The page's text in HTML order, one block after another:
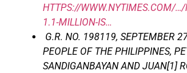
HTTPS://WWW.NYTIMES.COM/…/
1.1-MILLION-IS…
G.R. NO. 198119, SEPTEMBER
PEOPLE OF THE PHILIPPINES,
SANDIGANBAYAN AND JUAN[1]